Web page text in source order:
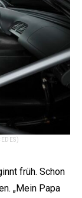
früh. Schon
„Mein Papa